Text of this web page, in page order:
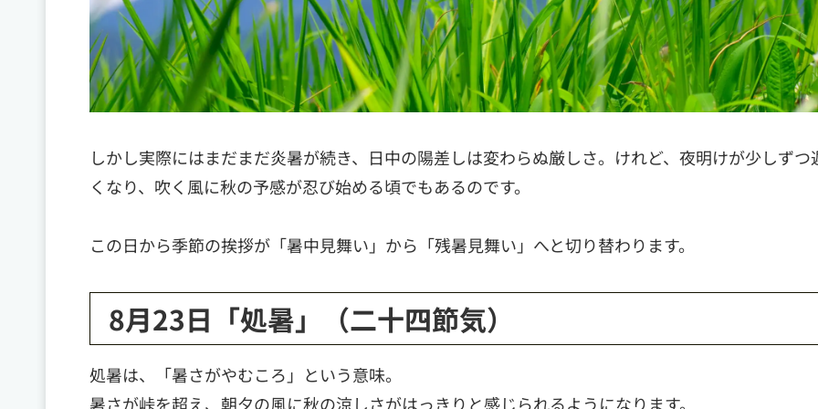
しかし実際にはまだまだ炎暑が続き、日中の陽差しは変わらぬ厳しさ。けれど、夜明けが少しずつ
くなり、吹く風に秋の予感が忍び始める頃でもあるのです。
この日から季節の挨拶が「暑中見舞い」から「残暑見舞い」へと切り替わります。
8月23日「処暑」（二十四節気）
処暑は、「暑さがやむころ」という意味。
暑さが峠を超え、朝夕の風に秋の涼しさがはっきりと感じられるようになります。